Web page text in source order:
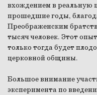
вхождением в реальную
прошедшие годы,
Преображенским
тысяч человек. Этот
только тогда будет
церковной общины.
Большое внимание
эксперимента по